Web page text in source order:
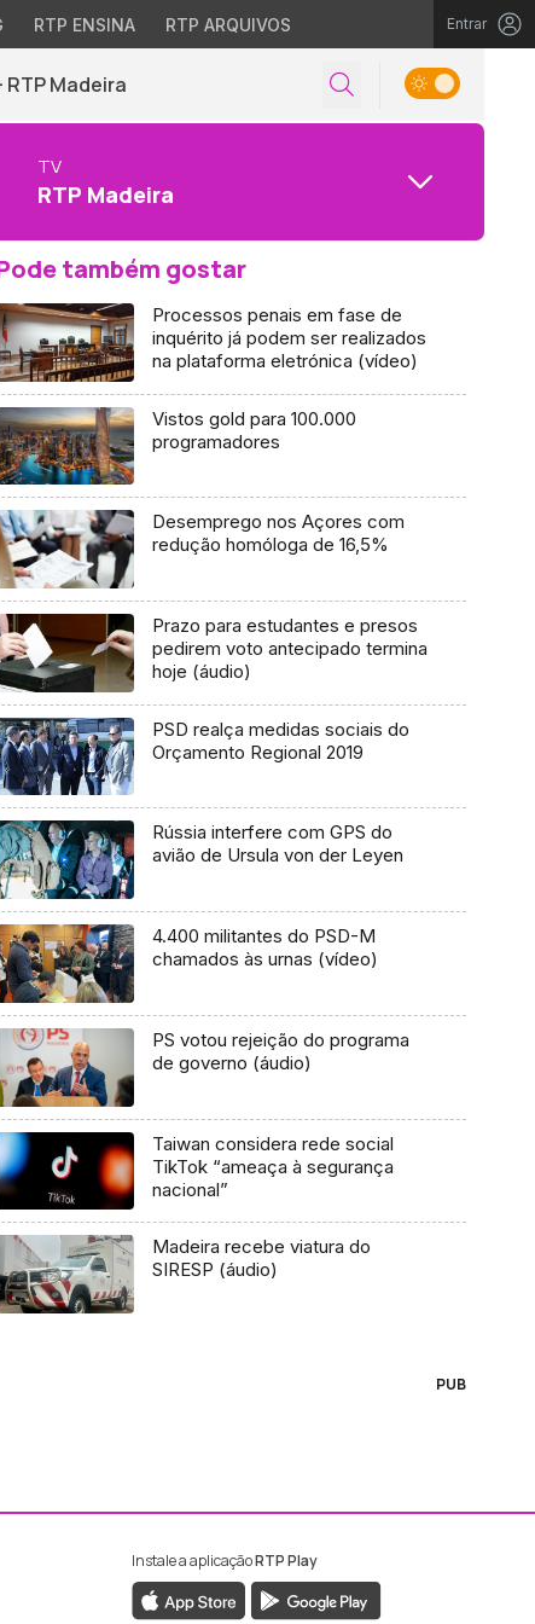
RTP ENSINA RTP ARQUIVOS Entrar
RTP Madeira
TV
RTP Madeira
também gostar
Processos penais em fase de
inquérito já podem ser realizados
na plataforma eletrónica (vídeo)
Vistos gold para 100.000
programadores
Desemprego nos Açores com
redução homóloga de 16,5%
Prazo para estudantes e presos
pedirem voto antecipado termina
hoje (áudio)
PSD realça medidas sociais do
Orçamento Regional 2019
Rússia interfere com GPS do
avião de Ursula von der Leyen
4.400 militantes do PSD-M
chamados às urnas (vídeo)
PS votou rejeição do programa
de governo (áudio)
Taiwan considera rede social
TikTok “ameaça à segurança
nacional”
Madeira recebe viatura do
SIRESP (áudio)
PUB
da RTP Madeira
da RTP Madeira
Instale a aplicaçãoRTP Play